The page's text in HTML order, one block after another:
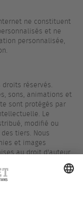
ne constituent
et ne
personnalisée,
droits réservés.
sons, animations et
sont protégés par
Le
modifié ou
tiers. Nous
et images
au droit d'auteur